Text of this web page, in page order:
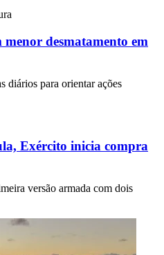
desmatamento em
diários para orientar ações
Exército inicia compra
versão armada com dois